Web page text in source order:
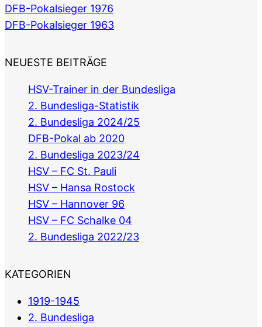
DFB-Pokalsieger 1976
DFB-Pokalsieger 1963
NEUESTE BEITRÄGE
HSV-Trainer in der Bundesliga
2. Bundesliga-Statistik
2. Bundesliga 2024/25
DFB-Pokal ab 2020
2. Bundesliga 2023/24
HSV – FC St. Pauli
HSV – Hansa Rostock
HSV – Hannover 96
HSV – FC Schalke 04
2. Bundesliga 2022/23
KATEGORIEN
1919-1945
2. Bundesliga